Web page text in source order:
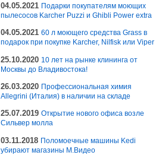
04.05.2021 Подарки покупателям моющих
пылесосов Karcher Puzzi и Ghibli Power extra
04.05.2021 60 л моющего средства Grass в
подарок при покупке Karcher, Nilfisk или Viper
25.10.2020 10 лет на рынке клининга от
Москвы до Владивостока!
26.03.2020 Профессиональная химия
Allegrini (Италия) в наличии на складе
25.07.2019 Открытие нового офиса возле
Сильвер молла
03.11.2018 Поломоечные машины Kedi
убирают магазины М.Видео